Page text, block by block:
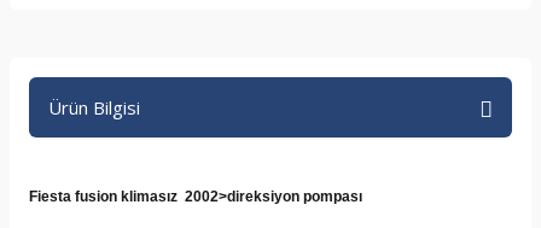
Ürün Bilgisi
Fiesta fusion klimasız 2002>direksiyon pompası